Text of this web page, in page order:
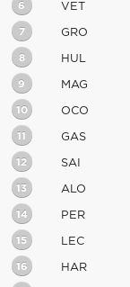
6 VET
7 GRO
8 HUL
9 MAG
10 OCO
11 GAS
12 SAI
13 ALO
14 PER
15 LEC
16 HAR